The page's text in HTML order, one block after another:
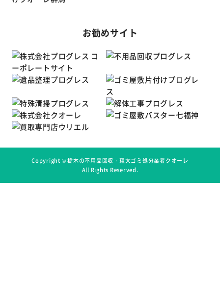
お勧めサイト
Copyright ©栃木の不用品回収・粗大ゴミ処分業者クオーレ
All Rights Reserved.